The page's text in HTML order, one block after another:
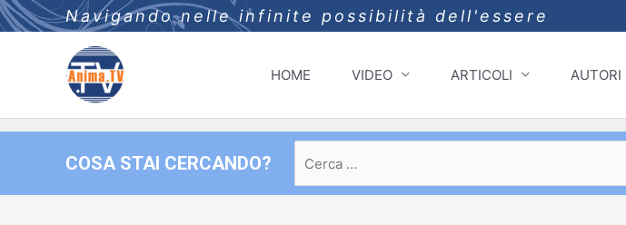
Navigando nelle infinite possibilità dell'essere
HOME VIDEO ARTICOLI AUTORI
COSA STAI CERCANDO?
per: